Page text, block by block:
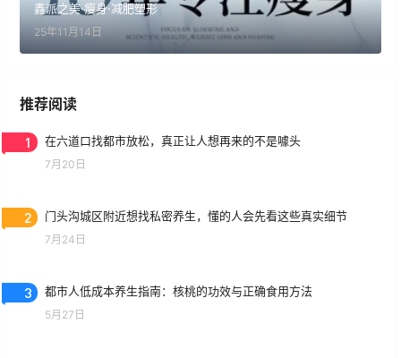
鑫派之美·瘦身·减肥塑形
25年11月14日
推荐阅读
1 在六道口找都市放松，真正让人想再来的不是噱头
7月20日
2 门头沟城区附近想找私密养生，懂的人会先看这些真实细节
7月24日
3 都市人低成本养生指南：核桃的功效与正确食用方法
5月27日